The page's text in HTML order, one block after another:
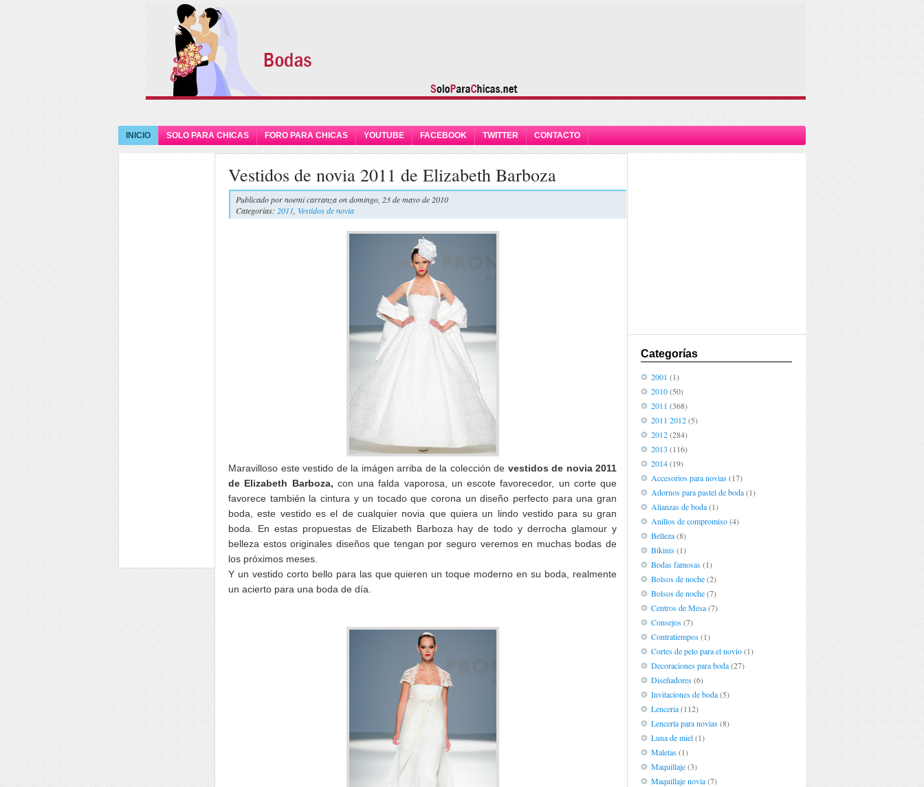
INICIO SOLO PARA CHICAS FORO PARA CHICAS YOUTUBE FACEBOOK TWITTER CONTACTO
Vestidos de novia 2011 de Elizabeth Barboza
Publicado pornoemi carranzaon domingo, 23 de mayo de 2010
Categorías: 2011 Vestidos de novia
Maravilloso este vestido de la imágen arriba de la colección de vestidos de novia 2011
de Elizabeth Barboza, con una falda vaporosa, un escote favorecedor, un corte que
favorece también la cintura y un tocado que corona un diseño perfecto para una gran
boda, este vestido es el de cualquier novia que quiera un lindo vestido para su gran
boda. En estas propuestas de Elizabeth Barboza hay de todo y derrocha glamour y
belleza estos originales diseños que tengan por seguro veremos en muchas bodas de
los próximos meses.
Y un vestido corto bello para las que quieren un toque moderno en su boda, realmente
un acierto para una boda de día.
Categorías
2001 (1)
2010(50)
2011 (368)
2011 2012(5)
2012(284)
2013 (116)
2014(19)
Accesorios para novias(17)
Adornos para pastel de boda(1)
Alianzas de boda(1)
Anillos de compromiso(4)
Belleza(8)
Bikinis(1)
Bodas famosas(1)
Bolsos de noche(2)
Bolsos de noche(7)
Centros de Mesa(7)
Consejos(7)
Contratiempos(1)
Cortes de pelo para el novio(1)
Decoraciones para boda(27)
Diseñadores(6)
Invitaciones de boda(5)
Lenceria(112)
Lencería para novias(8)
Luna de miel(1)
Maletas(1)
Maquillaje(3)
Maquillaje novia(7)